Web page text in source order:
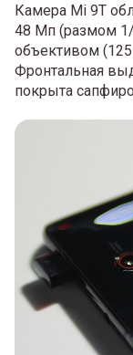
Камера Mi 9T
48 Мп (размом
объективом
Фронтальная
покрыта